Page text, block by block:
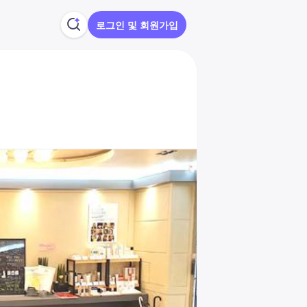
로그인 및 회원가입